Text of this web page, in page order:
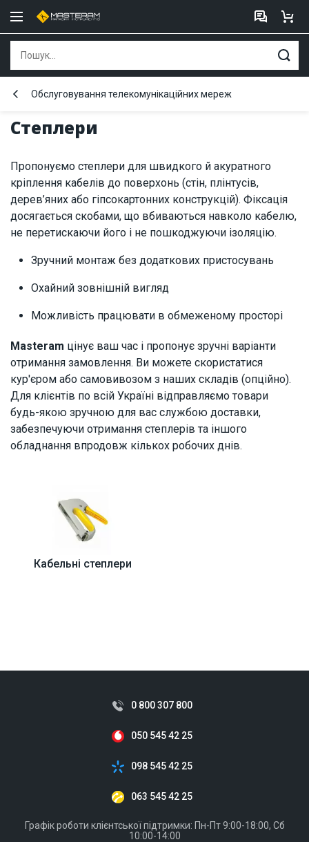
Cтеплери
Обслуговування телекомунікаційних мереж
Пропонуємо степлери для швидкого й акуратного
кріплення кабелів до поверхонь (стін, плінтусів,
дерев’яних або гіпсокартонних конструкцій). Фіксація
досягається скобами, що вбиваються навколо кабелю,
не перетискаючи його і не пошкоджуючи ізоляцію.
Зручний монтаж без додаткових пристосувань
Охайний зовнішній вигляд
Можливість працювати в обмеженому просторі
Masteram цінує ваш час і пропонує зручні варіанти
отримання замовлення. Ви можете скористатися
кур'єром або самовивозом з наших складів (опційно).
Для клієнтів по всій Україні відправляємо товари
будь-якою зручною для вас службою доставки,
забезпечуючи отримання степлерів та іншого
обладнання впродовж кількох робочих днів.
Кабельні степлери
0 800 307 800
050 545 42 25
098 545 42 25
063 545 42 25
Графік роботи клієнтської підтримки: Пн-Пт 9:00-18:00, Сб
10:00-14:00